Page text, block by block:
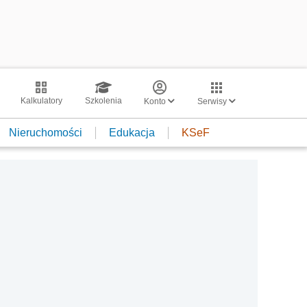
Kalkulatory Szkolenia Konto Serwisy
Nieruchomości Edukacja KSeF